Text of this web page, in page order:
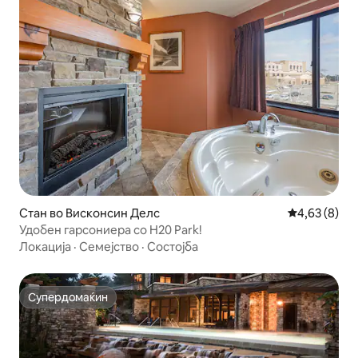
Стан во Висконсин Делс Просечна
4,63 (8)
Удобен гарсониера со H20 Park!
Локација · Семејство · Состојба
Супердомаќин
Супердомаќин